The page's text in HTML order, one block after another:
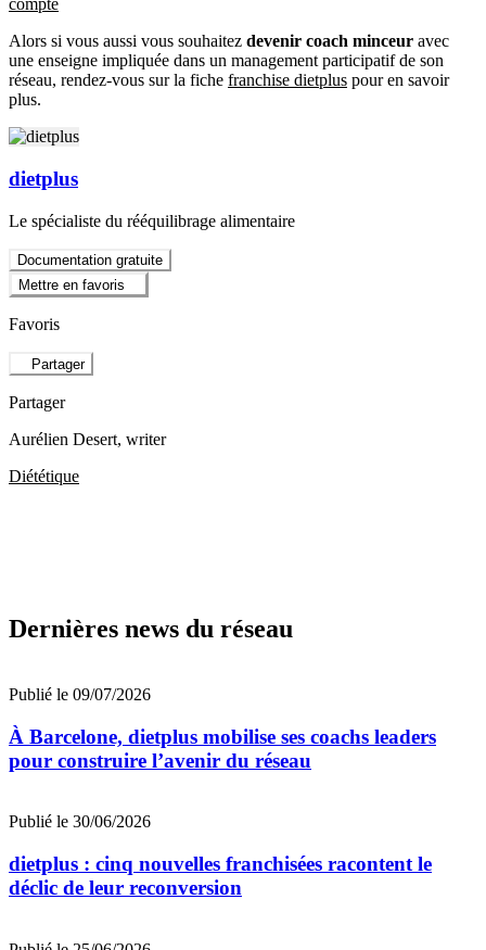
compte
Alors si vous aussi vous souhaitez devenir coach minceur avec
une enseigne impliquée dans un management participatif de son
réseau, rendez-vous sur la fiche franchise dietplus pour en savoir
plus.
dietplus
Le spécialiste du rééquilibrage alimentaire
Documentation gratuite
Mettre en favoris
Favoris
Partager
Partager
Aurélien Desert, writer
Diététique
Dernières news du réseau
Publié le 09/07/2026
À Barcelone, dietplus mobilise ses coachs leaders
pour construire l’avenir du réseau
Publié le 30/06/2026
dietplus : cinq nouvelles franchisées racontent le
déclic de leur reconversion